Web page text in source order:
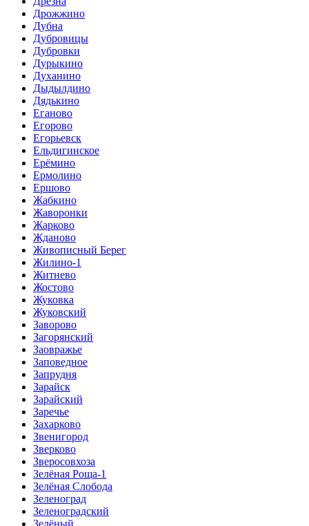
Дрожжино
Дубна
Дубровицы
Дубровки
Дурыкино
Духанино
Дыдылдино
Дядькино
Еганово
Егорово
Егорьевск
Ельдигинское
Ерёмино
Ермолино
Ершово
Жабкино
Жаворонки
Жарково
Жданово
Живописный Берег
Жилино-1
Житнево
Жостово
Жуковка
Жуковский
Заворово
Загорянский
Заовражье
Заповедное
Запрудня
Зарайск
Зарайский
Заречье
Захарково
Звенигород
Зверково
Зверосовхоза
Зелёная Роща-1
Зелёная Слобода
Зеленоград
Зеленоградский